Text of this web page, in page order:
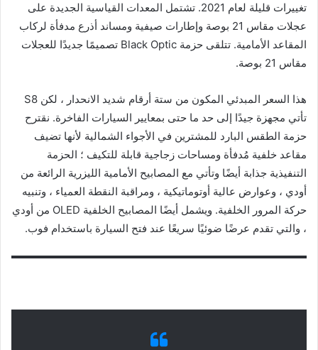
تغييرات قليلة لعام 2021. تشتمل المعدات القياسية الجديدة على
عجلات مقاس 21 بوصة وإطارات صيفية ومساند أذرع مدفأة لركاب
المقاعد الأمامية. تتلقى حزمة Black Optic تصميمًا جديدًا للعجلات
مقاس 21 بوصة.
هذا السعر المبدئي المكون من ستة أرقام شديد الانحدار ، لكن S8
تأتي مجهزة جيدًا إلى حد ما حتى بمعايير السيارات الفاخرة. نقترح
حزمة الطقس البارد للمشترين في الأجواء الشمالية لأنها تضيف
مقاعد خلفية مُدفأة ومساحات زجاجية قابلة للتكيف ؛ الحزمة
التنفيذية جذابة أيضًا وتأتي مع المصابيح الأمامية الليزرية الرائعة من
أودي ، وعوارض عالية أوتوماتيكية ، ومراقبة النقطة العمياء ، وتنبيه
حركة المرور الخلفية. ويشمل أيضًا المصابيح الخلفية OLED من أودي
، والتي تقدم عرضًا ضوئيًا سريعًا عند فتح السيارة باستخدام فوب.